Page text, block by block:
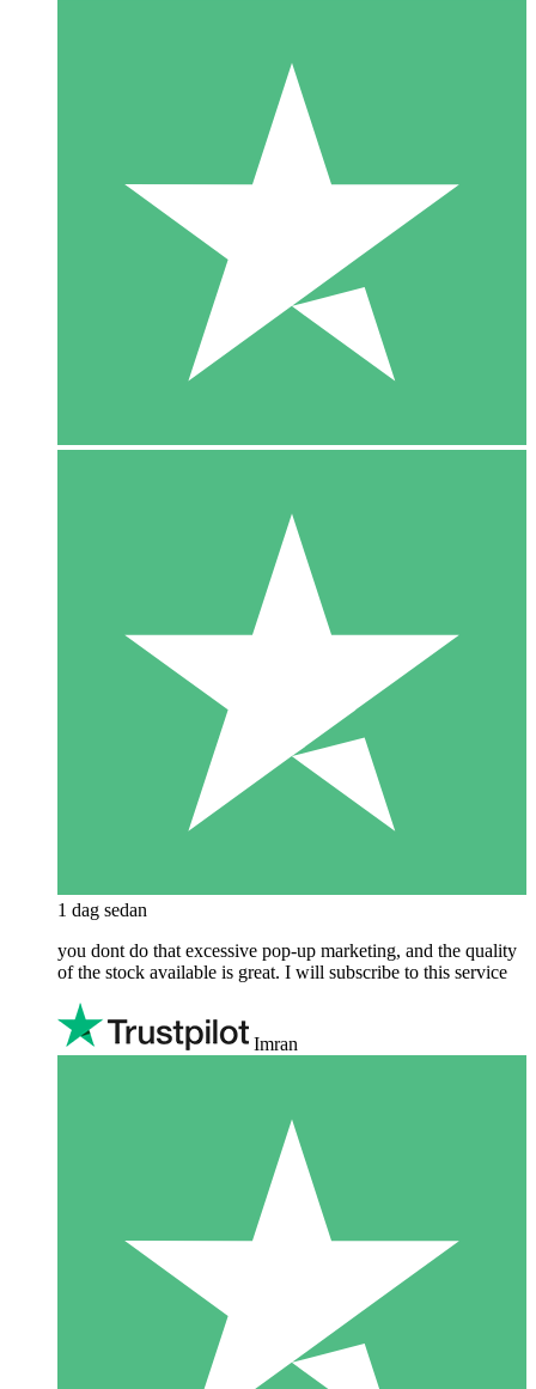
1 dag sedan
you dont do that excessive pop-up marketing, and the quality
of the stock available is great. I will subscribe to this service
Imran